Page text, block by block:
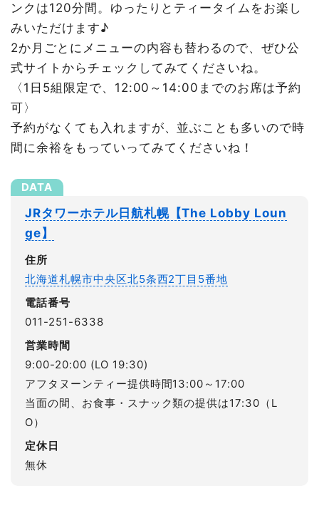
ンクは120分間。ゆったりとティータイムをお楽し
みいただけます♪
2か月ごとにメニューの内容も替わるので、ぜひ公
式サイトからチェックしてみてくださいね。
〈1日5組限定で、12:00～14:00までのお席は予約
可〉
予約がなくても入れますが、並ぶことも多いので時
間に余裕をもっていってみてくださいね！
JRタワーホテル日航札幌【The Lobby Loun
ge】
住所
北海道札幌市中央区北5条西2丁目5番地
電話番号
011-251-6338
営業時間
9:00-20:00 (LO 19:30)
アフタヌーンティー提供時間13:00～17:00
当面の間、お食事・スナック類の提供は17:30（L
O）
定休日
無休